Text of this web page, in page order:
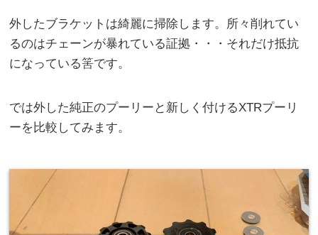
外したブラケットは綺麗に掃除します。所々削れてい
るのはチェーンが暴れている証拠・・・それだけ抵抗
になっている筈です。
では外した純正のプーリーと新しく付けるXTRプーリ
ーを比較してみます。